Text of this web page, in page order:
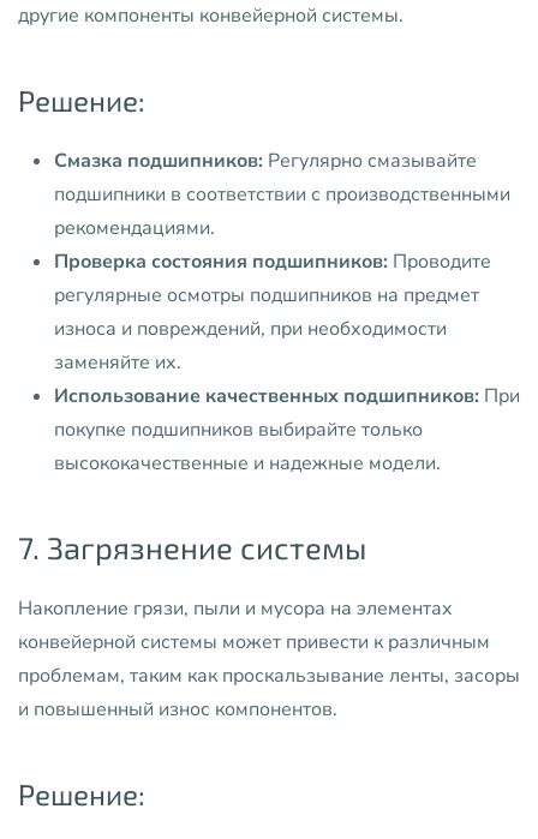
другие компоненты конвейерной системы.
Решение:
Смазка подшипников: Регулярно смазывайте
подшипники в соответствии с производственными
рекомендациями.
Проверка состояния подшипников: Проводите
регулярные осмотры подшипников на предмет
износа и повреждений, при необходимости
заменяйте их.
Использование качественных подшипников: При
покупке подшипников выбирайте только
высококачественные и надежные модели.
7. Загрязнение системы
Накопление грязи, пыли и мусора на элементах
конвейерной системы может привести к различным
проблемам, таким как проскальзывание ленты, засоры
и повышенный износ компонентов.
Решение: